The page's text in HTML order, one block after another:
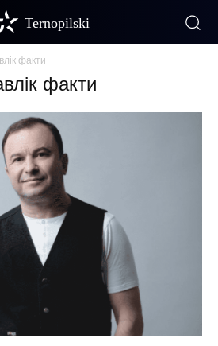
Ternopilski
факти
факти